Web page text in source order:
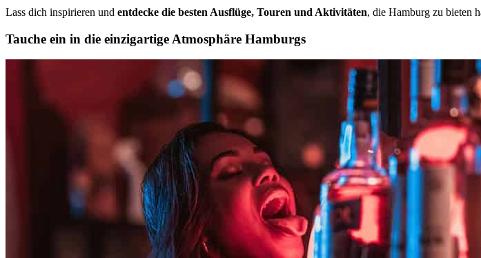
Lass dich inspirieren und entdecke die besten Ausflüge, Touren und Aktivitäten, die Hamburg zu bieten
Tauche ein in die einzigartige Atmosphäre Hamburgs